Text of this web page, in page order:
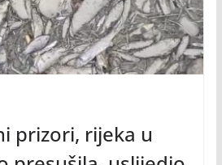
prizori, rijeka u